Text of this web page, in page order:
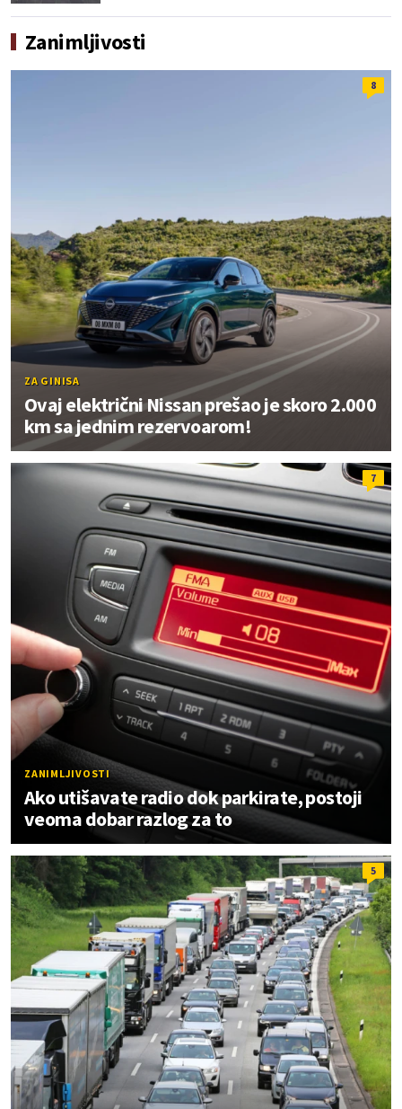
Zanimljivosti
8
ZA GINISA
Ovaj električni Nissan prešao je skoro 2.000
km sa jednim rezervoarom!
7
ZANIMLJIVOSTI
Ako utišavate radio dok parkirate, postoji
veoma dobar razlog za to
5